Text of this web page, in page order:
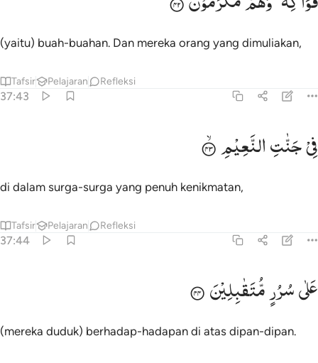
(yaitu) buah-buahan. Dan mereka orang yang dimuliakan,
Tafsir Pelajaran Refleksi
37:43
في جنات النعيم ٤٣
فِى جَنَّـٰتِ ٱلنَّعِيمِ ٤٣
فِیْجَنّٰتِالنَّعِیْمِ
di dalam surga-surga yang penuh kenikmatan,
Tafsir Pelajaran Refleksi
37:44
على سرر متقابلين ٤٤
عَلَىٰ سُرُرٍۢ مُّتَقَـٰبِلِينَ ٤٤
عَلٰیسُرُرٍمُّتَقٰبِلِیْنَ
(mereka duduk) berhadap-hadapan di atas dipan-dipan.